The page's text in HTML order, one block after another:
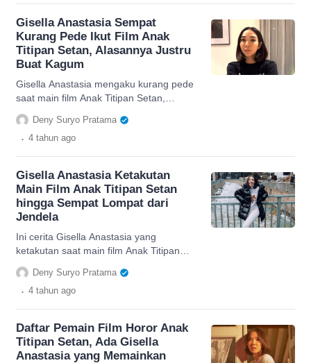
Gisella Anastasia Sempat
Kurang Pede Ikut Film Anak
Titipan Setan, Alasannya Justru
Buat Kagum
Gisella Anastasia mengaku kurang pede
saat main film Anak Titipan Setan,
segera cari tau alasannya di sini.
Deny Suryo Pratama
. 4 tahun ago
Gisella Anastasia Ketakutan
Main Film Anak Titipan Setan
hingga Sempat Lompat dari
Jendela
Ini cerita Gisella Anastasia yang
ketakutan saat main film Anak Titipan
Setan, cek selengkapnya di sini.
Deny Suryo Pratama
. 4 tahun ago
Daftar Pemain Film Horor Anak
Titipan Setan, Ada Gisella
Anastasia yang Memainkan